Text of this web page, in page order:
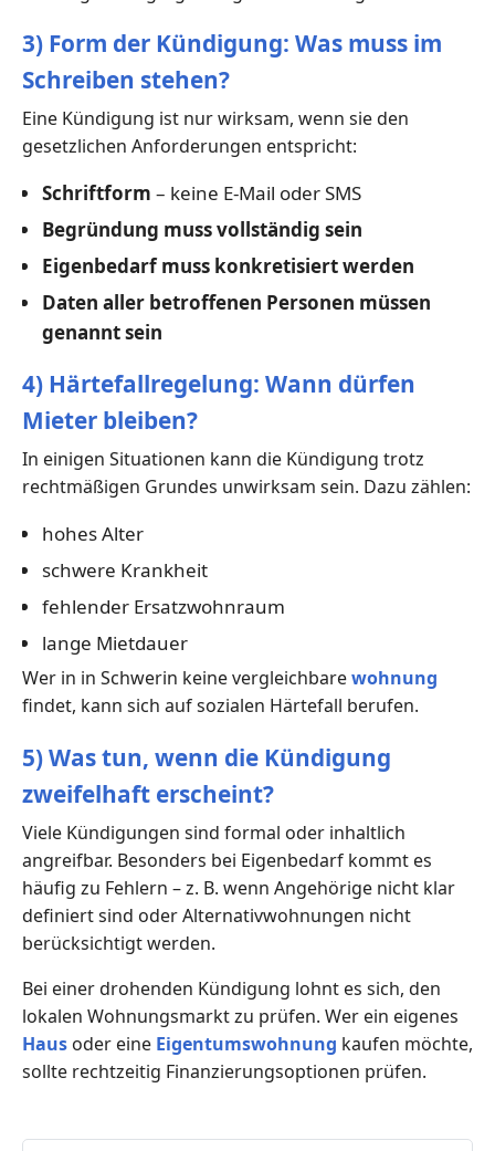
3) Form der Kündigung: Was muss im
Schreiben stehen?
Eine Kündigung ist nur wirksam, wenn sie den
gesetzlichen Anforderungen entspricht:
Schriftform – keine E-Mail oder SMS
Begründung muss vollständig sein
Eigenbedarf muss konkretisiert werden
Daten aller betroffenen Personen müssen
genannt sein
4) Härtefallregelung: Wann dürfen
Mieter bleiben?
In einigen Situationen kann die Kündigung trotz
rechtmäßigen Grundes unwirksam sein. Dazu zählen:
hohes Alter
schwere Krankheit
fehlender Ersatzwohnraum
lange Mietdauer
Wer in in Schwerin keine vergleichbarewohnung
findet, kann sich auf sozialen Härtefall berufen.
5) Was tun, wenn die Kündigung
zweifelhaft erscheint?
Viele Kündigungen sind formal oder inhaltlich
angreifbar. Besonders bei Eigenbedarf kommt es
häufig zu Fehlern – z. B. wenn Angehörige nicht klar
definiert sind oder Alternativwohnungen nicht
berücksichtigt werden.
Bei einer drohenden Kündigung lohnt es sich, den
lokalen Wohnungsmarkt zu prüfen. Wer ein eigenes
Haus oder eine Eigentumswohnung kaufen möchte,
sollte rechtzeitig Finanzierungsoptionen prüfen.